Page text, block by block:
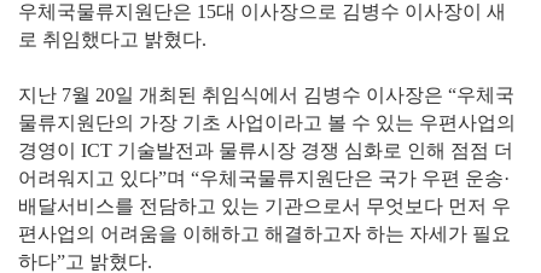
우체국물류지원단은 15대 이사장으로 김병수 이사장이 새
로 취임했다고 밝혔다.
지난 7월 20일 개최된 취임식에서 김병수 이사장은 “우체국
물류지원단의 가장 기초 사업이라고 볼 수 있는 우편사업의
경영이 ICT 기술발전과 물류시장 경쟁 심화로 인해 점점 더
어려워지고 있다”며 “우체국물류지원단은 국가 우편 운송·
배달서비스를 전담하고 있는 기관으로서 무엇보다 먼저 우
편사업의 어려움을 이해하고 해결하고자 하는 자세가 필요
하다”고 밝혔다.